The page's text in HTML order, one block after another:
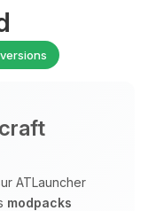
ATLauncher
modpacks